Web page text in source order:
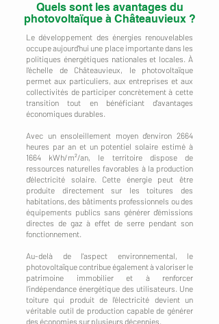
Quels sont les avantages du
photovoltaïque à Châteauvieux ?
Le développement des énergies renouvelables
occupe aujourd'hui une place importante dans les
politiques énergétiques nationales et locales. À
l'échelle de Châteauvieux, le photovoltaïque
permet aux particuliers, aux entreprises et aux
collectivités de participer concrètement à cette
transition tout en bénéficiant d'avantages
économiques durables.
Avec un ensoleillement moyen d'environ 2664
heures par an et un potentiel solaire estimé à
1664 kWh/m²/an, le territoire dispose de
ressources naturelles favorables à la production
d'électricité solaire. Cette énergie peut être
produite directement sur les toitures des
habitations, des bâtiments professionnels ou des
équipements publics sans générer d'émissions
directes de gaz à effet de serre pendant son
fonctionnement.
Au-delà de l'aspect environnemental, le
photovoltaïque contribue également à valoriser le
patrimoine immobilier et à renforcer
l'indépendance énergétique des utilisateurs. Une
toiture qui produit de l'électricité devient un
véritable outil de production capable de générer
des économies sur plusieurs décennies.